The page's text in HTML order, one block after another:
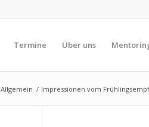
Termine Über uns
Allgemein / Impressionen vom